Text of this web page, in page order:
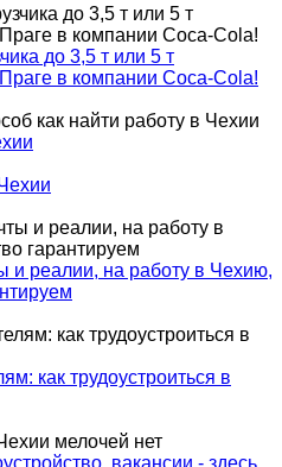
до 3,5 т или 5 т
в компании Coca-Cola!
и реалии, на работу в Чехию,
как трудоустроиться в
вакансии - здесь